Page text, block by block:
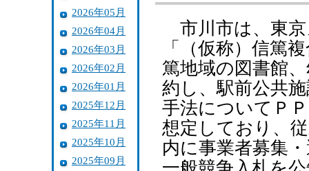
2026年05月
2026年04月
2026年03月
2026年02月
2026年01月
2025年12月
2025年11月
2025年10月
2025年09月
市川市は、東京
「（仮称）信篤
篤地域の図書館
約し、駅前公共
手法についてＰ
想定しており、
内に事業者募集